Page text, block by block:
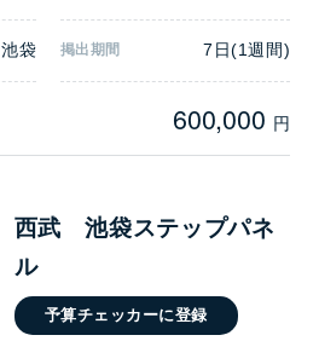
池袋 掲出期間 7日(1週間)
600,000 円
西武 池袋ステップパネ
ル
予算チェッカーに登録